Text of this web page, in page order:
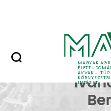
MAGYAR
INTÉZET
Dr